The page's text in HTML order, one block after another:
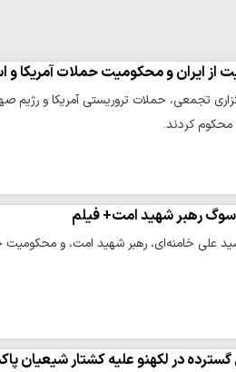
ایران و محکومیت حملات آمریکا و
تجمعی، حملات تروریستی آمریکا و رژیم
محکوم کردند.
رهبر شهید امت+ فیلم
علی خامنه‌ای، رهبر شهید امت، و
گسترده در لکهنو علیه کشتار شیعیان